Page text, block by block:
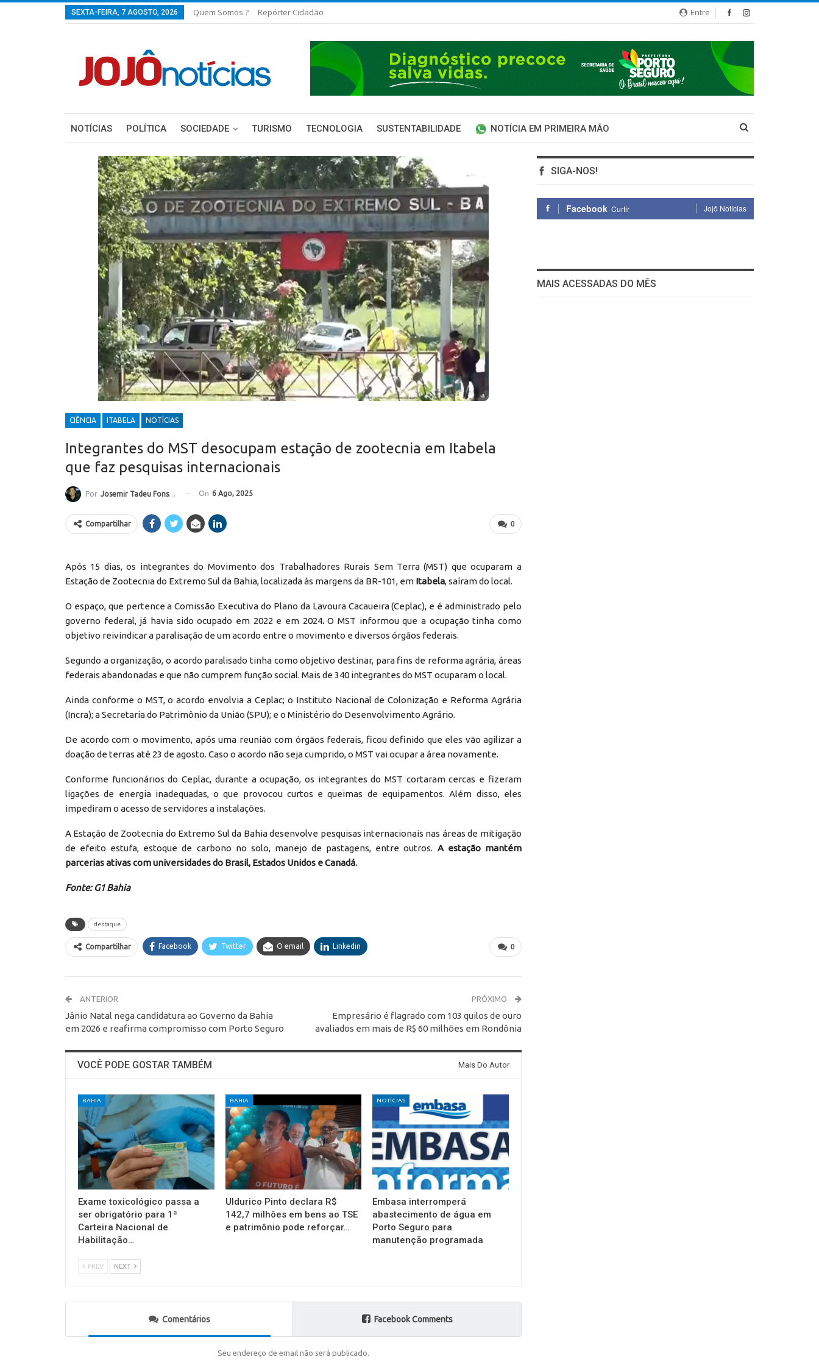
Entre
SEXTA-FEIRA, 7 AGOSTO, 2026 Quem Somos ? Repórter Cidadão
NOTÍCIAS POLÍTICA SOCIEDADE TURISMO TECNOLOGIA SUSTENTABILIDADE NOTÍCIA EM PRIMEIRA MÃO
CIÊNCIA ITABELA NOTÍCIAS
Integrantes do MST desocupam estação de zootecnia em Itabela
que faz pesquisas internacionais
Por Josemir Tadeu Fonseca On 6 Ago, 2025
0
Compartilhar
Após 15 dias, os integrantes do Movimento dos Trabalhadores Rurais Sem Terra (MST) que ocuparam a
Estação de Zootecnia do Extremo Sul da Bahia, localizada às margens da BR-101, em Itabela, saíram do local.
O espaço, que pertence a Comissão Executiva do Plano da Lavoura Cacaueira (Ceplac), e é administrado pelo
governo federal, já havia sido ocupado em 2022 e em 2024.O MST informou que a ocupação tinha como
objetivo reivindicar a paralisação de um acordo entre o movimento e diversos órgãos federais.
Segundo a organização, o acordo paralisado tinha como objetivo destinar, para fins de reforma agrária, áreas
federais abandonadas e que não cumprem função social. Mais de 340 integrantes do MST ocuparam o local.
Ainda conforme o MST, o acordo envolvia a Ceplac; o Instituto Nacional de Colonização e Reforma Agrária
(Incra); a Secretaria do Patrimônio da União (SPU); e o Ministério do Desenvolvimento Agrário.
De acordo com o movimento, após uma reunião com órgãos federais, ficou definido que eles vão agilizar a
doação de terras até 23 de agosto. Caso o acordo não seja cumprido, o MST vai ocupar a área novamente.
Conforme funcionários do Ceplac, durante a ocupação, os integrantes do MST cortaram cercas e fizeram
ligações de energia inadequadas, o que provocou curtos e queimas de equipamentos. Além disso, eles
impediram o acesso de servidores a instalações.
A Estação de Zootecnia do Extremo Sul da Bahia desenvolve pesquisas internacionais nas áreas de mitigação
de efeito estufa, estoque de carbono no solo, manejo de pastagens, entre outros. A estação mantém
parcerias ativas com universidades do Brasil, Estados Unidos e Canadá.
Fonte: G1 Bahia
destaque
0
Compartilhar Facebook Twitter O email Linkedin
ANTERIOR
Jânio Natal nega candidatura ao Governo da Bahia
em 2026 e reafirma compromisso com Porto Seguro
PRÓXIMO
Empresário é flagrado com 103 quilos de ouro
avaliados em mais de R$ 60 milhões em Rondônia
VOCÊ PODE GOSTAR TAMBÉM Mais Do Autor
BAHIA
Exame toxicológico passa a
ser obrigatório para 1ª
Carteira Nacional de
Habilitação…
BAHIA
Uldurico Pinto declara R$
142,7 milhões em bens ao TSE
e patrimônio pode reforçar…
NOTÍCIAS
Embasa interromperá
abastecimento de água em
Porto Seguro para
manutenção programada
PREV NEXT
Comentários Facebook Comments
Seu endereço de email não será publicado.
SIGA-NOS!
Facebook Curtir Jojô Notícias
MAIS ACESSADAS DO MÊS